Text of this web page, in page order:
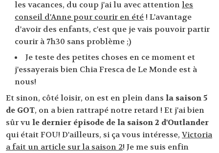
les vacances, du coup j'ai lu avec attentionles
conseil d'Anne pour courir en été ! L'avantage
d'avoir des enfants, c'est que je vais pouvoir partir
courir à 7h30 sans problème ;)
Je teste des petites choses en ce moment et
j'essayerais bien Chia Fresca de Le Monde est à
nous!
Et sinon, côté loisir, on est en plein dans la saison 5
de GOT, on a bien rattrapé notre retard ! Et j'ai bien
sûr vu le dernier épisode de la saison 2 d'Outlander
qui était FOU! D'ailleurs, si ça vous intéresse, Victoria
a fait un article sur la saison 2! Je me suis enfin